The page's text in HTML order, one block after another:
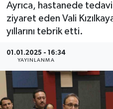
Ayrıca, hastanede
ziyaret eden Vali
yıllarını tebrik etti.
01.01.2025 - 16:34
YAYINLANMA